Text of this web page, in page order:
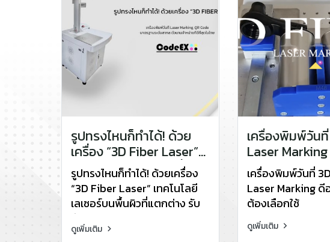
รูปทรงไหนก็ทำได้! ด้วย
เครื่อง “3D Fiber Laser”
เทคโนโลยีเลเซอร์บนพื้นผิว
ที่แตกต่าง รับกับทุกรูป
ทรง!
รูปทรงไหนก็ทำได้! ด้วยเครื่อง
“3D Fiber Laser” เทคโนโลยี
เลเซอร์บนพื้นผิวที่แตกต่าง รับ
กับทุกรูปทรง!
ดูเพิ่มเติม
เครื่องพิมพ์วัน
Laser
ทำไมต้องเลือก
เครื่องพิมพ์วันที่
Laser Marking ดี
ต้องเลือกใช้
ดูเพิ่มเติม